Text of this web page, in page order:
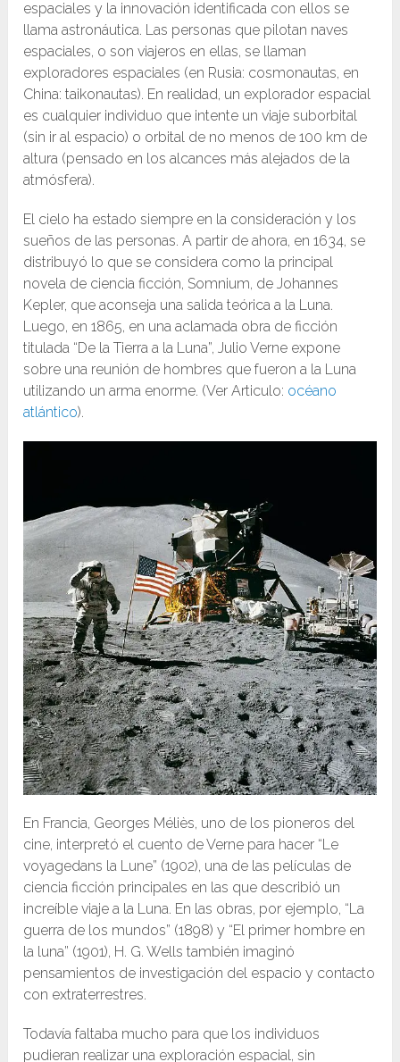
espaciales y la innovación identificada con ellos se
llama astronáutica. Las personas que pilotan naves
espaciales, o son viajeros en ellas, se llaman
exploradores espaciales (en Rusia: cosmonautas, en
China: taikonautas). En realidad, un explorador espacial
es cualquier individuo que intente un viaje suborbital
(sin ir al espacio) o orbital de no menos de 100 km de
altura (pensado en los alcances más alejados de la
atmósfera).
El cielo ha estado siempre en la consideración y los
sueños de las personas. A partir de ahora, en 1634, se
distribuyó lo que se considera como la principal
novela de ciencia ficción, Somnium, de Johannes
Kepler, que aconseja una salida teórica a la Luna.
Luego, en 1865, en una aclamada obra de ficción
titulada “De la Tierra a la Luna”, Julio Verne expone
sobre una reunión de hombres que fueron a la Luna
utilizando un arma enorme. (Ver Articulo: océano
atlántico).
En Francia, Georges Méliès, uno de los pioneros del
cine, interpretó el cuento de Verne para hacer “Le
voyagedans la Lune” (1902), una de las películas de
ciencia ficción principales en las que describió un
increíble viaje a la Luna. En las obras, por ejemplo, “La
guerra de los mundos” (1898) y “El primer hombre en
la luna” (1901), H. G. Wells también imaginó
pensamientos de investigación del espacio y contacto
con extraterrestres.
Todavía faltaba mucho para que los individuos
pudieran realizar una exploración espacial, sin